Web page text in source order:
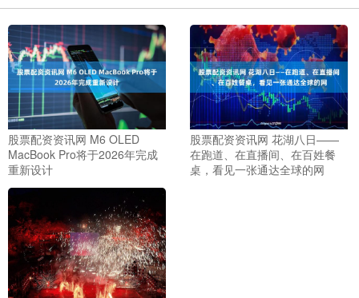
股票配资资讯网 M6 OLED
MacBook Pro将于2026年完成
重新设计
股票配资资讯网 花湖八日——
在跑道、在直播间、在百姓餐
桌，看见一张通达全球的网